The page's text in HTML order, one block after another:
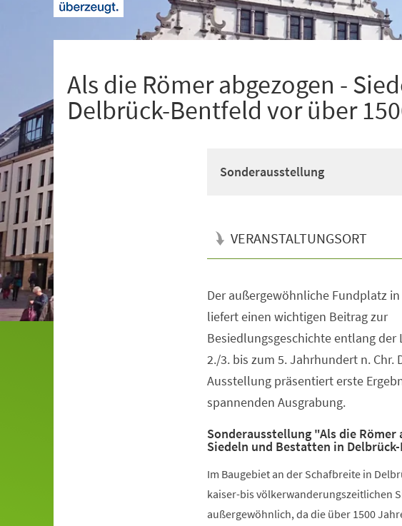
Als die Römer abgezogen -
Delbrück-Bentfeld vor über
Sonderausstellung
VERANSTALTUNGSORT
Der außergewöhnliche Fundplatz
liefert einen wichtigen Beitrag zur
Besiedlungsgeschichte entlang der
2./3. bis zum 5. Jahrhundert n. Chr.
Ausstellung präsentiert erste
spannenden Ausgrabung.
Sonderausstellung "Als die Römer
Siedeln und Bestatten in
Im Baugebiet an der Schafbreite in
kaiser-bis völkerwanderungszeitlichen
außergewöhnlich, da die über 1500